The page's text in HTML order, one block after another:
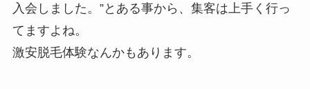
入会しました。”とある事から、集客は上手く行っ
てますよね。
激安脱毛体験なんかもあります。